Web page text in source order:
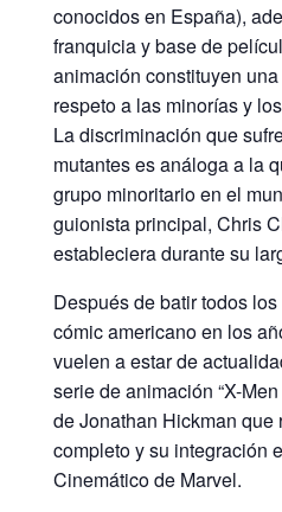
conocidos en España),
franquicia y base de
animación constituyen
respeto a las minorías y
La discriminación que
mutantes es análoga a la
grupo minoritario en el
guionista principal, Chris
estableciera durante su
Después de batir todos
cómic americano en los
vuelen a estar de
serie de animación “X-
de Jonathan Hickman que
completo y su integración
Cinemático de Marvel.